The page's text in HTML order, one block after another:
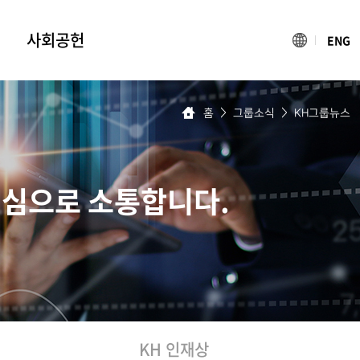
ENG
사회공헌
블루나눔재단
조명박물관
빛나는 어린이축제
활동소식
으로 소통합니다.
KH 인재상
홈 > 그룹소식 > KH그룹뉴스